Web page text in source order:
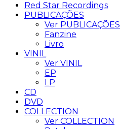
Red Star Recordings
PUBLICAÇÕES
Ver PUBLICAÇÕES
Fanzine
Livro
VINIL
Ver VINIL
EP
LP
CD
DVD
COLLECTION
Ver COLLECTION